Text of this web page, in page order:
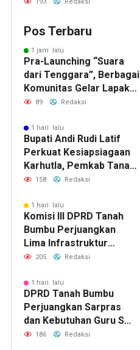
193 Redaksi
Pos Terbaru
1 jam lalu
Pra-Launching “Suara
dari Tenggara”, Berbagai
Komunitas Gelar Lapak
Baca di Bandara
89 Redaksi
1 hari lalu
Bupati Andi Rudi Latif
Perkuat Kesiapsiagaan
Karhutla, Pemkab Tanah
Bumbu Aktifkan Posko
158 Redaksi
1 hari lalu
Komisi III DPRD Tanah
Bumbu Perjuangkan
Lima Infrastruktur
Strategis ke BPJN XI
205 Redaksi
1 hari lalu
DPRD Tanah Bumbu
Perjuangkan Sarpras
dan Kebutuhan Guru SMA
ke Pemprov Kalsel
186 Redaksi